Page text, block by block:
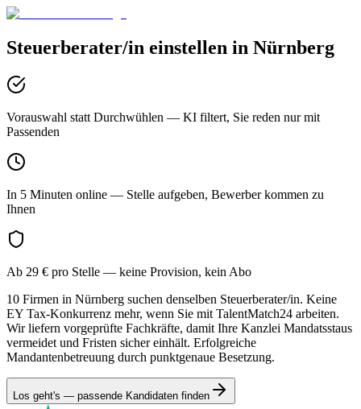
Steuerberater/in einstellen in Nürnberg
Vorauswahl statt Durchwühlen — KI filtert, Sie reden nur mit
Passenden
In 5 Minuten online — Stelle aufgeben, Bewerber kommen zu
Ihnen
Ab 29 € pro Stelle — keine Provision, kein Abo
10 Firmen in Nürnberg suchen denselben Steuerberater/in. Keine
EY Tax-Konkurrenz mehr, wenn Sie mit TalentMatch24 arbeiten.
Wir liefern vorgeprüfte Fachkräfte, damit Ihre Kanzlei Mandatsstaus
vermeidet und Fristen sicher einhält. Erfolgreiche
Mandantenbetreuung durch punktgenaue Besetzung.
Los geht's — passende Kandidaten finden